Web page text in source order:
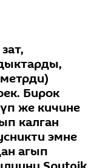
Бирок
же кичине
калган
эмне
агып